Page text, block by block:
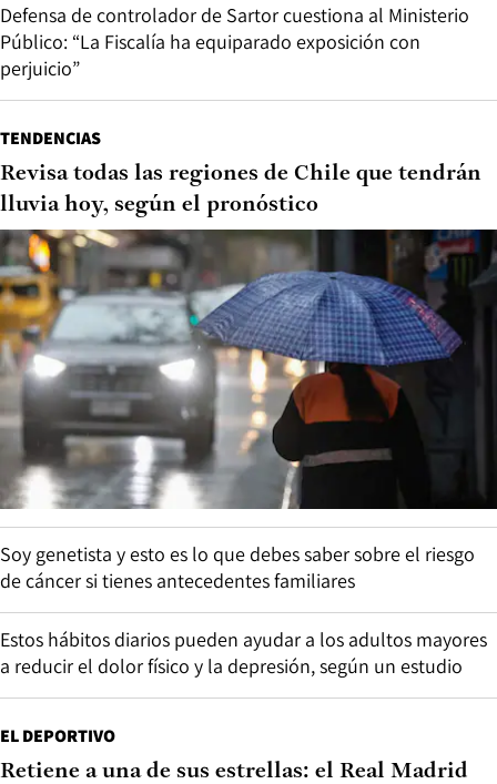
Defensa de controlador de Sartor cuestiona al Ministerio
Público: “La Fiscalía ha equiparado exposición con
perjuicio”
TENDENCIAS
Revisa todas las regiones de Chile que tendrán
lluvia hoy, según el pronóstico
Soy genetista y esto es lo que debes saber sobre el riesgo
de cáncer si tienes antecedentes familiares
Estos hábitos diarios pueden ayudar a los adultos mayores
a reducir el dolor físico y la depresión, según un estudio
EL DEPORTIVO
Retiene a una de sus estrellas: el Real Madrid